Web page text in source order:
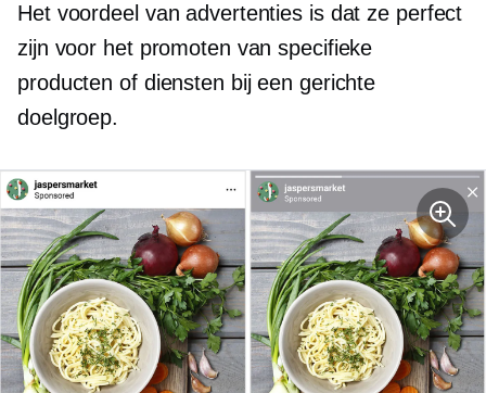
Het voordeel van advertenties is dat ze perfect
zijn voor het promoten van specifieke
producten of diensten bij een gerichte
doelgroep.